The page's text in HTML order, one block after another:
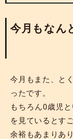
今月もなん
今月もまた、と
ったです。
もちろん0歳児
を見ているとす
余裕もあまりあ